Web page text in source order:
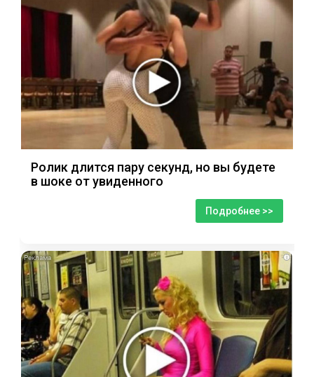
Ролик длится пару секунд, но вы будете
в шоке от увиденного
Подробнее >>
i